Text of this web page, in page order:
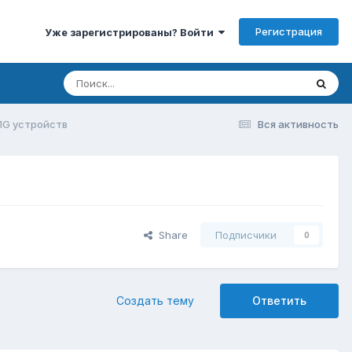
Уже зарегистрированы? Войти Регистрация
Вся активность
устройств
Share Подписчики 0
Ответить
Создать тему